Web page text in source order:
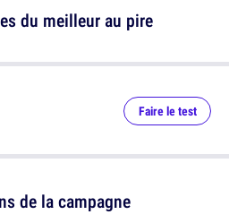
du meilleur au pire
Faire le test
de la campagne